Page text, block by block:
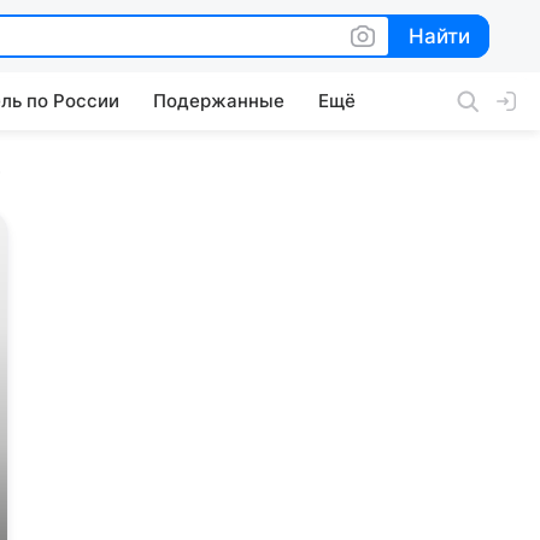
Найти
Найти
по России Подержанные Ещё